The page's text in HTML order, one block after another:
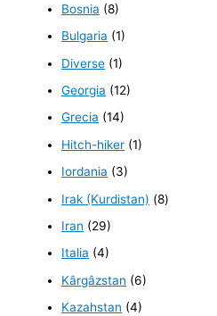
Bosnia (8)
Bulgaria (1)
Diverse (1)
Georgia (12)
Grecia (14)
Hitch-hiker (1)
Iordania (3)
Irak (Kurdistan) (8)
Iran (29)
Italia (4)
Kârgâzstan (6)
Kazahstan (4)